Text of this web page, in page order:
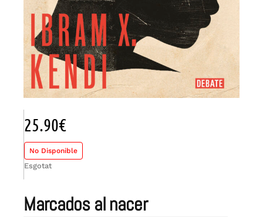
marcados al nacer
25.90€
No Disponible
Esgotat